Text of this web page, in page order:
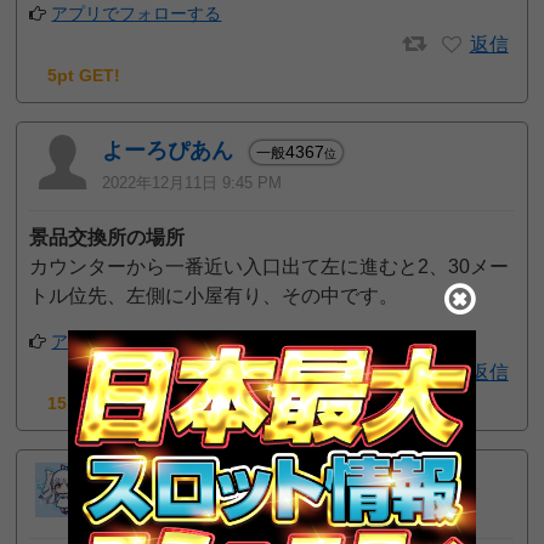
アプリでフォローする
返信
5pt GET!
よーろぴあん 一般4367位
2022年12月11日 9:45 PM
景品交換所の場所
カウンターから一番近い入口出て左に進むと2、30メー
トル位先、左側に小屋有り、その中です。
アプリでフォローする
返信
15pt GET!
りりぃ 予想屋1位
2022年6月10日 8:46 AM